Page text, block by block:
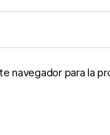
navegador para la